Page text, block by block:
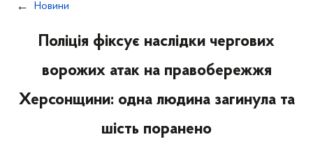
Новини
Поліція фіксує наслідки чергових
ворожих атак на правобережжя
Херсонщини: одна людина загинула та
шість поранено